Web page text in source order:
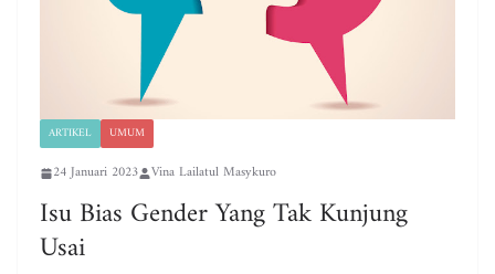
ARTIKEL UMUM
24 Januari 2023 Vina Lailatul Masykuro
Isu Bias Gender Yang Tak Kunjung
Usai